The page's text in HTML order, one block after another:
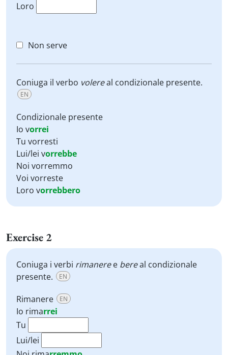
Loro
Non serve
Coniuga il verbo volereal condizionale presente.
EN
Condizionale presente
Io vorrei
Tu vorresti
Lui/lei vorrebbe
Noi vorremmo
Voi vorreste
Loro vorrebbero
Exercise 2
Coniuga i verbi rimaneree bereal condizionale
presente.
EN
Rimanere EN
Io rimarrei
Tu
Lui/lei